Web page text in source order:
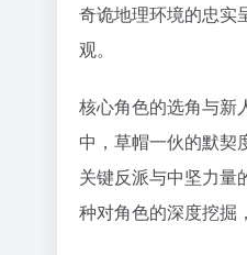
奇诡地理环境的忠实
观。
核心角色的选角与新
中，草帽一伙的默
关键反派与中坚力量
种对角色的深度挖掘